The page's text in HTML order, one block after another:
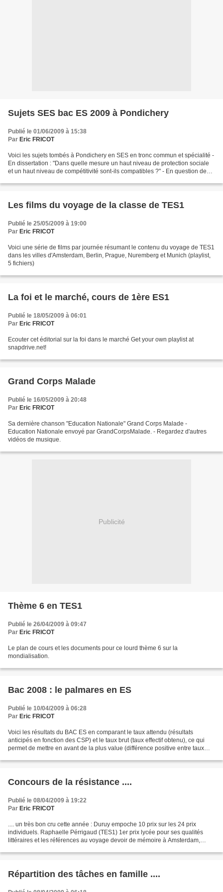
Sujets SES bac ES 2009 à Pondichery
Publié le 01/06/2009 à 15:38
Par Eric FRICOT
Voici les sujets tombés à Pondichery en SES en tronc commun et spécialité -
En dissertation : "Dans quelle mesure un haut niveau de protection sociale
et un haut niveau de compétitivité sont-ils compatibles ?" - En question de
Les films du voyage de la classe de TES1
Publié le 25/05/2009 à 19:00
Par Eric FRICOT
Voici une série de films par journée résumant le contenu du voyage de TES1
dans les villes d'Amsterdam, Berlin, Prague, Nuremberg et Munich (playlist,
5 fichiers)
La foi et le marché, cours de 1ère ES1
Publié le 18/05/2009 à 06:01
Par Eric FRICOT
Ecouter cet éditorial sur la foi dans le marché Get your own playlist at
snapdrive.net!
Grand Corps Malade
Publié le 16/05/2009 à 20:48
Par Eric FRICOT
Sa dernière chanson "Education Nationale" Grand Corps Malade -
Education Nationale envoyé par GrandCorpsMalade. - Regardez d'autres
vidéos de musique.
Publicité
Thème 6 en TES1
Publié le 26/04/2009 à 09:47
Par Eric FRICOT
Le plan de cours et les documents pour ce lourd thème 6 sur la
mondialisation.
Bac 2008 : le palmares en ES
Publié le 10/04/2009 à 06:28
Par Eric FRICOT
Voici les résultats du BAC ES en comparant le taux attendu (résultats
anticipés en fonction des CSP) et le taux brut (taux effectif obtenu), ce qui
permet de mettre en avant de la plus value (différence positive entre taux
Concours de la résistance ....
Publié le 08/04/2009 à 19:22
Par Eric FRICOT
.... un très bon cru cette année : Duruy empoche 10 prix sur les 24 prix
individuels. Raphaelle Pérrigaud (TES1) 1er prix lycée pour ses qualités
littéraires et les références au voyage devoir de mémoire à Amsterdam,
Répartition des tâches en famille ....